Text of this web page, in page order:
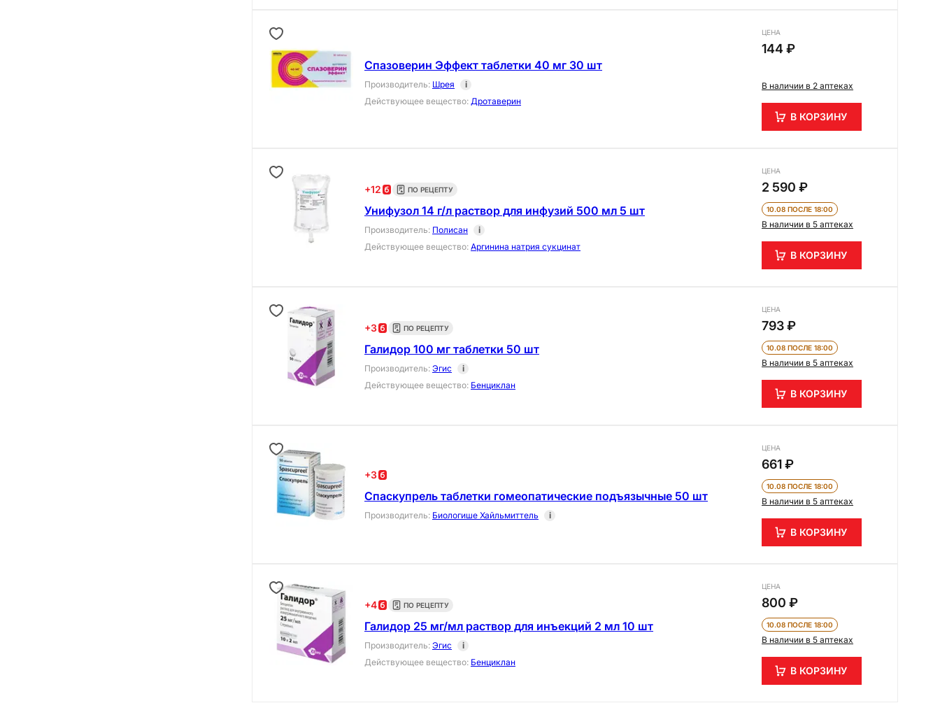
Спазоверин Эффект таблетки 40 мг 30 шт
Производитель: Шрея
i
Действующее вещество: Дротаверин
ЦЕНА
144 ₽
В наличии в 2 аптеках
В КОРЗИНУ
+12 ПО РЕЦЕПТУ
Унифузол 14 г/л раствор для инфузий 500 мл 5 шт
Производитель: Полисан
i
Действующее вещество: Аргинина натрия сукцинат
ЦЕНА
2 590 ₽
10.08 ПОСЛЕ 18:00
В наличии в 5 аптеках
В КОРЗИНУ
+3 ПО РЕЦЕПТУ
Галидор 100 мг таблетки 50 шт
Производитель: Эгис
i
Действующее вещество: Бенциклан
ЦЕНА
793 ₽
10.08 ПОСЛЕ 18:00
В наличии в 5 аптеках
В КОРЗИНУ
+3
Спаскупрель таблетки гомеопатические подъязычные 50 шт
Производитель: Биологише Хайльмиттель i
ЦЕНА
661 ₽
10.08 ПОСЛЕ 18:00
В наличии в 5 аптеках
В КОРЗИНУ
+4 ПО РЕЦЕПТУ
Галидор 25 мг/мл раствор для инъекций 2 мл 10 шт
Производитель: Эгис
i
Действующее вещество: Бенциклан
ЦЕНА
800 ₽
10.08 ПОСЛЕ 18:00
В наличии в 5 аптеках
В КОРЗИНУ